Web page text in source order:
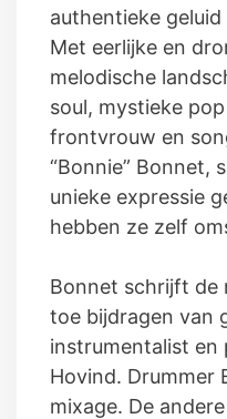
authentieke
Met eerlijke en
melodische
soul, mystieke
frontvrouw en
“Bonnie” Bonnet,
unieke expressie
hebben ze zelf
Bonnet schrijft de
toe bijdragen van
instrumentalist en
Hovind. Drummer
mixage. De